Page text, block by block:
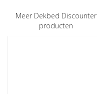
Meer Dekbed Discounter
producten